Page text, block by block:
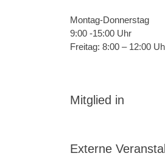
Montag-Donnerstag
9:00 -15:00 Uhr
Freitag: 8:00 – 12:00
Mitglied in
Externe